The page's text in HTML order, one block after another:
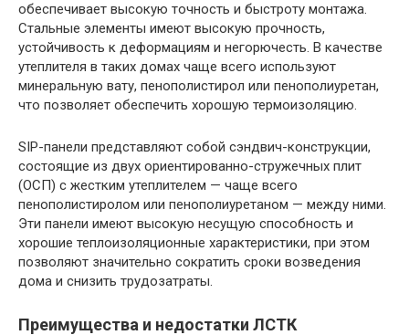
обеспечивает высокую точность и быстроту монтажа.
Стальные элементы имеют высокую прочность,
устойчивость к деформациям и негорючесть. В качестве
утеплителя в таких домах чаще всего используют
минеральную вату, пенополистирол или пенополиуретан,
что позволяет обеспечить хорошую термоизоляцию.
SIP-панели представляют собой сэндвич-конструкции,
состоящие из двух ориентированно-стружечных плит
(ОСП) с жестким утеплителем — чаще всего
пенополистиролом или пенополиуретаном — между ними.
Эти панели имеют высокую несущую способность и
хорошие теплоизоляционные характеристики, при этом
позволяют значительно сократить сроки возведения
дома и снизить трудозатраты.
Преимущества и недостатки ЛСТК